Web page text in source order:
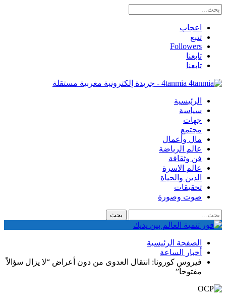
اعجاب
تتبع
Followers
تابعنا
تابعنا
4tanmia - جريدة إلكترونية مغربية مستقلة
الرئيسية
سياسة
جهات
مجتمع
مال وأعمال
عالم الرياضة
فن وثقافة
عالم الاسرة
الدين والحياة
تحقيقات
صوت وصورة
الصفحة الرئيسية
أخبار الساعة
فيروس كورونا: انتقال العدوى من دون أعراض “لا يزال سؤالاً
مفتوحاً”